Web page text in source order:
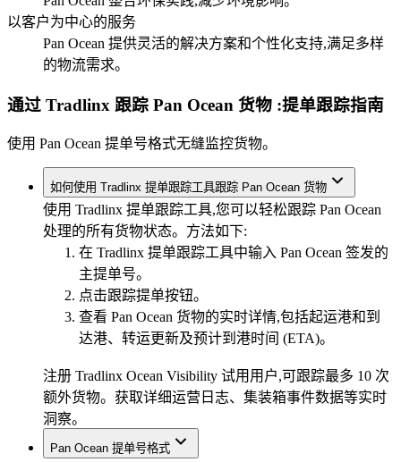
以客户为中心的服务
Pan Ocean 提供灵活的解决方案和个性化支持,满足多样
的物流需求。
通过 Tradlinx 跟踪 Pan Ocean 货物 :提单跟踪指南
使用 Pan Ocean 提单号格式无缝监控货物。
如何使用 Tradlinx 提单跟踪工具跟踪 Pan Ocean 货物
使用 Tradlinx 提单跟踪工具,您可以轻松跟踪 Pan Ocean
处理的所有货物状态。方法如下:
在 Tradlinx 提单跟踪工具中输入 Pan Ocean 签发的
主提单号。
点击跟踪提单按钮。
查看 Pan Ocean 货物的实时详情,包括起运港和到
达港、转运更新及预计到港时间 (ETA)。
注册 Tradlinx Ocean Visibility 试用用户,可跟踪最多 10 次
额外货物。获取详细运营日志、集装箱事件数据等实时
洞察。
Pan Ocean 提单号格式